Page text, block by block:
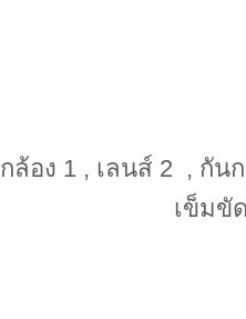
กล้อง 1 , เลนส์ 2 , กัน
เข็มขั